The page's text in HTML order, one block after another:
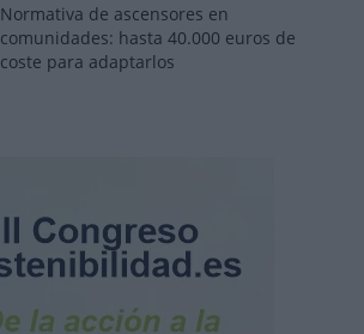
Normativa de ascensores en
comunidades: hasta 40.000 euros de
coste para adaptarlos